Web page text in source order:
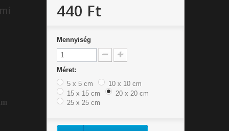
440 Ft
Mennyiség
Méret:
5 x 5 cm
10 x 10 cm
15 x 15 cm
20 x 20 cm
25 x 25 cm